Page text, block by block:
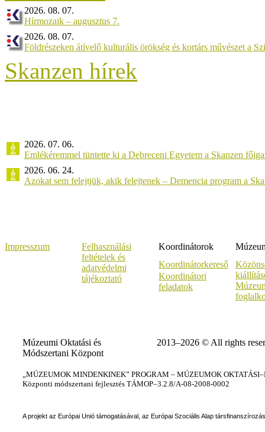
2026. 08. 07.
Hírmozaik – augusztus 7.
2026. 08. 07.
Földrészeken átívelő kulturális örökség és kortárs művészet a
Skanzen hírek
2026. 07. 06.
Emlékéremmel tüntette ki a Debreceni Egyetem a Skanzen
2026. 06. 24.
Azokat sem felejtjük, akik felejtenek – Demencia program a
Impresszum
Felhasználási
feltételek és
adatvédelmi
tájékoztató
Koordinátorok
Koordinátorkereső
Koordinátori
feladatok
Múzeumi Oktatási és
Módszertani Központ
2013–2026 © All rights
„MÚZEUMOK MINDENKINEK” PROGRAM – MÚZEUMOK
Központi módszertani fejlesztés TÁMOP–3.2.8/A-08-2008-0002
A projekt az Európai Unió támogatásával, az Európai Szociális Alap